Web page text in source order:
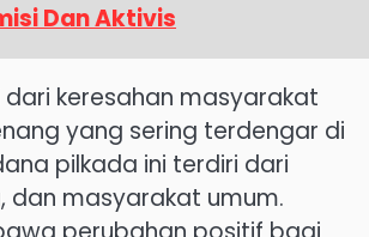
Dan Aktivis
keresahan masyarakat
yang sering terdengar di
pilkada ini terdiri dari
dan masyarakat umum.